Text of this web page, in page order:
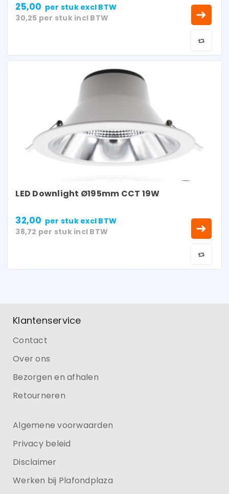
25,00 per stukexcl BTW
30,25 per stuk incl BTW
LED Downlight Ø195mm CCT 19W
32,00 per stukexcl BTW
38,72 per stuk incl BTW
Klantenservice
Contact
Over ons
Bezorgen en afhalen
Retourneren
Algemene voorwaarden
Privacy beleid
Disclaimer
Werken bij Plafondplaza